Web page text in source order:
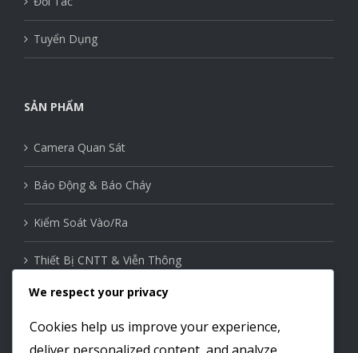
Tuyển Dụng
SẢN PHẨM
Camera Quan Sát
Báo Động & Báo Cháy
Kiểm Soát Vào/Ra
Thiết Bị CNTT & Viễn Thông
Thiết Bị Mạng
Nhà Thông Minh
We respect your privacy
Cookies help us improve your experience,